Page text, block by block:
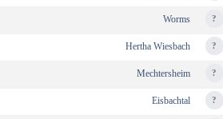
Worms ?
Hertha Wiesbach ?
Mechtersheim ?
Eisbachtal ?